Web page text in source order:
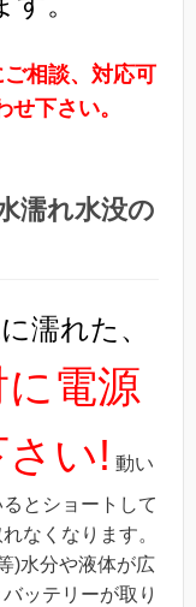
相談、対応可
下さい。
濡れ水没の
濡れた、
電源
い! 動い
とショートして
なくなります。
)水分や液体が広
ッテリーが取り